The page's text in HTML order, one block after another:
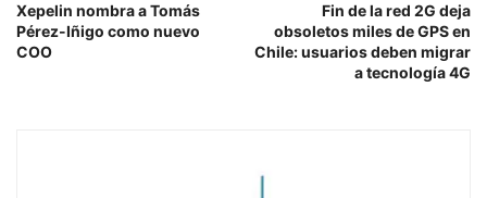
Xepelin nombra a Tomás
Pérez-Iñigo como nuevo
COO
Fin de la red 2G deja
obsoletos miles de GPS en
Chile: usuarios deben migrar
a tecnología 4G